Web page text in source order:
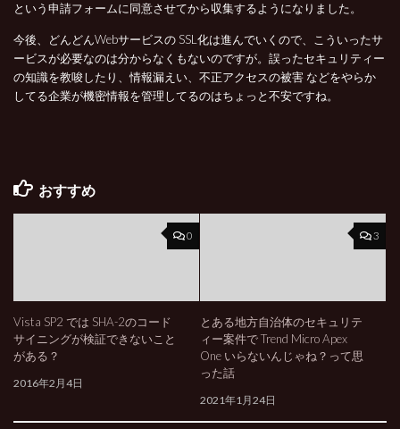
という申請フォームに同意させてから収集するようになりました。
今後、どんどんWebサービスの SSL化は進んでいくので、こういったサ
ービスが必要なのは分からなくもないのですが。誤ったセキュリティー
の知識を教唆したり、情報漏えい、不正アクセスの被害 などをやらか
してる企業が機密情報を管理してるのはちょっと不安ですね。
おすすめ
0
Vista SP2 では SHA-2のコード
サイニングが検証できないこと
がある？
2016年2月4日
3
とある地方自治体のセキュリテ
ィー案件で Trend Micro Apex
One いらないんじゃね？って思
った話
2021年1月24日